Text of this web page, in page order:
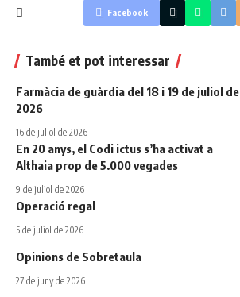
Facebook
També et pot interessar
Farmàcia de guàrdia del 18 i 19 de juliol de
2026
16 de juliol de 2026
En 20 anys, el Codi ictus s’ha activat a
Althaia prop de 5.000 vegades
9 de juliol de 2026
Operació regal
5 de juliol de 2026
Opinions de Sobretaula
27 de juny de 2026